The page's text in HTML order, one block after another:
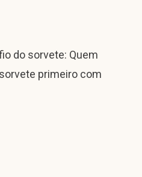
do sorvete: Quem
primeiro com